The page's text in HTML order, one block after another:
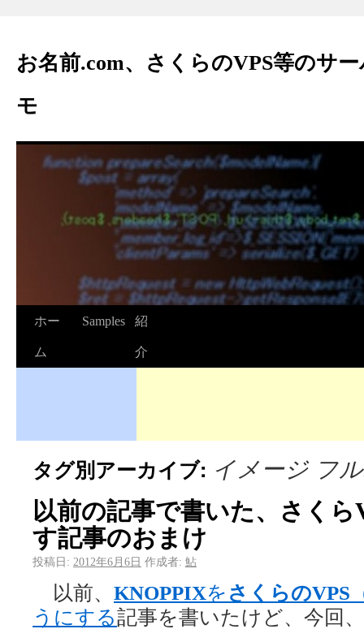
お名前.com、さくらのVPS等のサ
モ
ホー
ム
Samples 紹
介
タグ別アーカイブ: イメージ フ
以前の記事で書いた、さく
す記事のおまけ
投稿日: 2012年6月6日 作成者: 鮎
以前、 KNOPPIXを さくらのVPS
うにする記事を書いたけど、今回